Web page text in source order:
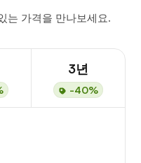
는 가격을 만나보세요.
3년
-40%